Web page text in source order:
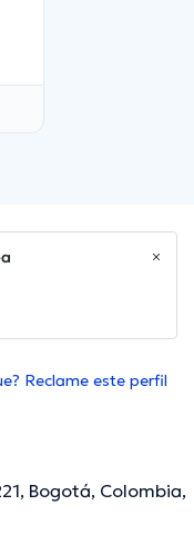
Reclame este perfil
Bogotá, Colombia,